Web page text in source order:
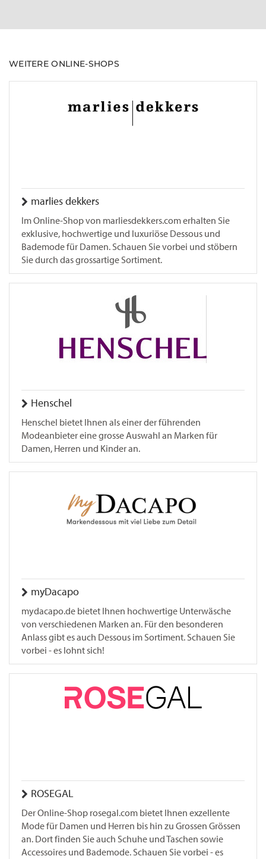
WEITERE ONLINE-SHOPS
marlies dekkers
Im Online-Shop von marliesdekkers.com erhalten Sie
exklusive, hochwertige und luxuriöse Dessous und
Bademode für Damen. Schauen Sie vorbei und stöbern
Sie durch das grossartige Sortiment.
Henschel
Henschel bietet Ihnen als einer der führenden
Modeanbieter eine grosse Auswahl an Marken für
Damen, Herren und Kinder an.
myDacapo
mydacapo.de bietet Ihnen hochwertige Unterwäsche
von verschiedenen Marken an. Für den besonderen
Anlass gibt es auch Dessous im Sortiment. Schauen Sie
vorbei - es lohnt sich!
ROSEGAL
Der Online-Shop rosegal.com bietet Ihnen exzellente
Mode für Damen und Herren bis hin zu Grossen Grössen
an. Dort finden Sie auch Schuhe und Taschen sowie
Accessoires und Bademode. Schauen Sie vorbei - es